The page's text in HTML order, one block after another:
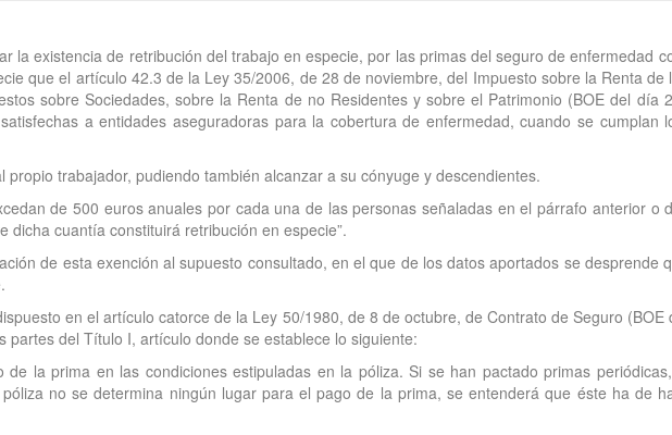
la existencia de retribución del trabajo en especie, por las primas del seguro de enfermedad
que el artículo 42.3 de la Ley 35/2006, de 28 de noviembre, del Impuesto sobre la Renta de
sobre Sociedades, sobre la Renta de no Residentes y sobre el Patrimonio (BOE del día
a entidades aseguradoras para la cobertura de enfermedad, cuando se cumplan
trabajador, pudiendo también alcanzar a su cónyuge y descendientes.
de 500 euros anuales por cada una de las personas señaladas en el párrafo anterior o
dicha cuantía constituirá retribución en especie”.
de esta exención al supuesto consultado, en el que de los datos aportados se desprende
en el artículo catorce de la Ley 50/1980, de 8 de octubre, de Contrato de Seguro (BOE
partes del Título I, artículo donde se establece lo siguiente:
la prima en las condiciones estipuladas en la póliza. Si se han pactado primas
no se determina ningún lugar para el pago de la prima, se entenderá que éste ha de